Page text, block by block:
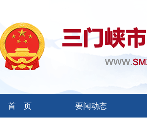
首 页 要闻动态